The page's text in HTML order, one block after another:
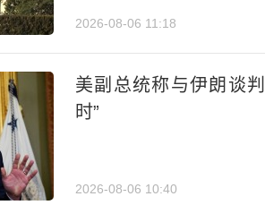
2026-08-06 11:18
美副总统称与伊朗谈
时”
2026-08-06 10:40